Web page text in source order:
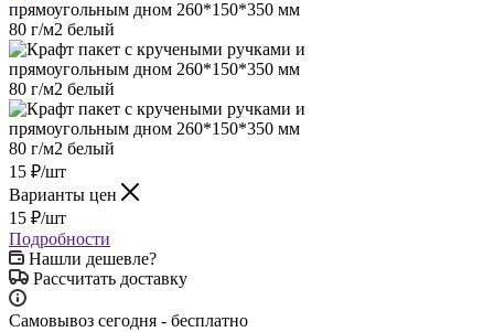
15 ₽/шт
Варианты цен
15 ₽/шт
Подробности
Нашли дешевле?
Рассчитать доставку
Самовывоз сегодня - бесплатно